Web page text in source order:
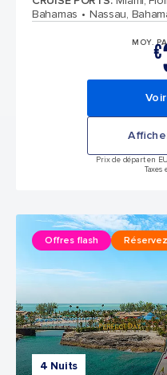
Bahamas
Nassau,
MOY.€
Prix de départ en
Taxes
4 Nuits
Offres flash